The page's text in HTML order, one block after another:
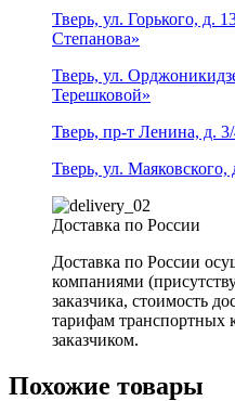
Тверь, ул. Горького, д.
Степанова»
Тверь, ул.
Терешковой»
Тверь, пр-т Ленина, д.
Тверь, ул. Маяковского,
Доставка по России
Доставка по России
компаниями
заказчика, стоимость
тарифам транспортных
заказчиком.
Похожие товары